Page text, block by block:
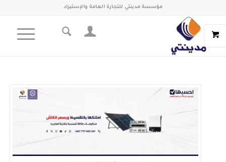
مؤسسة مدينتي للتجارة العامة والإستيراد